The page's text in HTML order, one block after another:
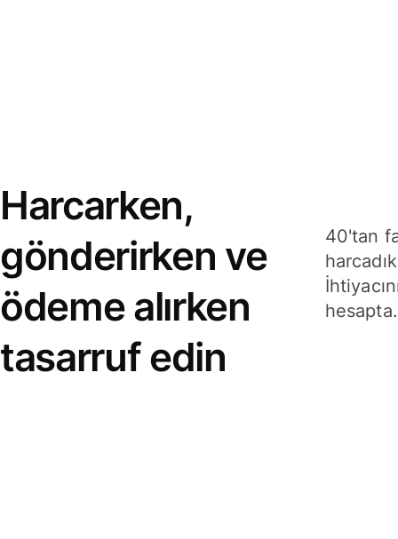
Harcarken,
gönderirken ve
ödeme alırken
tasarruf edin
40'tan
hesapta.